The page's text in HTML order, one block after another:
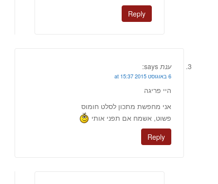
Reply
ענת says:
6 באוגוסט 2015 at 15:37
היי פריגה
אני מחפשת מתכון לסלט חומוס
פשוט, אשמח אם תפני אותי
Reply